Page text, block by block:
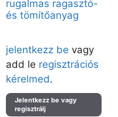
rugalmas ragasztó-
és tömítőanyag
jelentkezz be vagy
add le regisztrációs
kérelmed.
Jelentkezz be vagy
regisztrálj